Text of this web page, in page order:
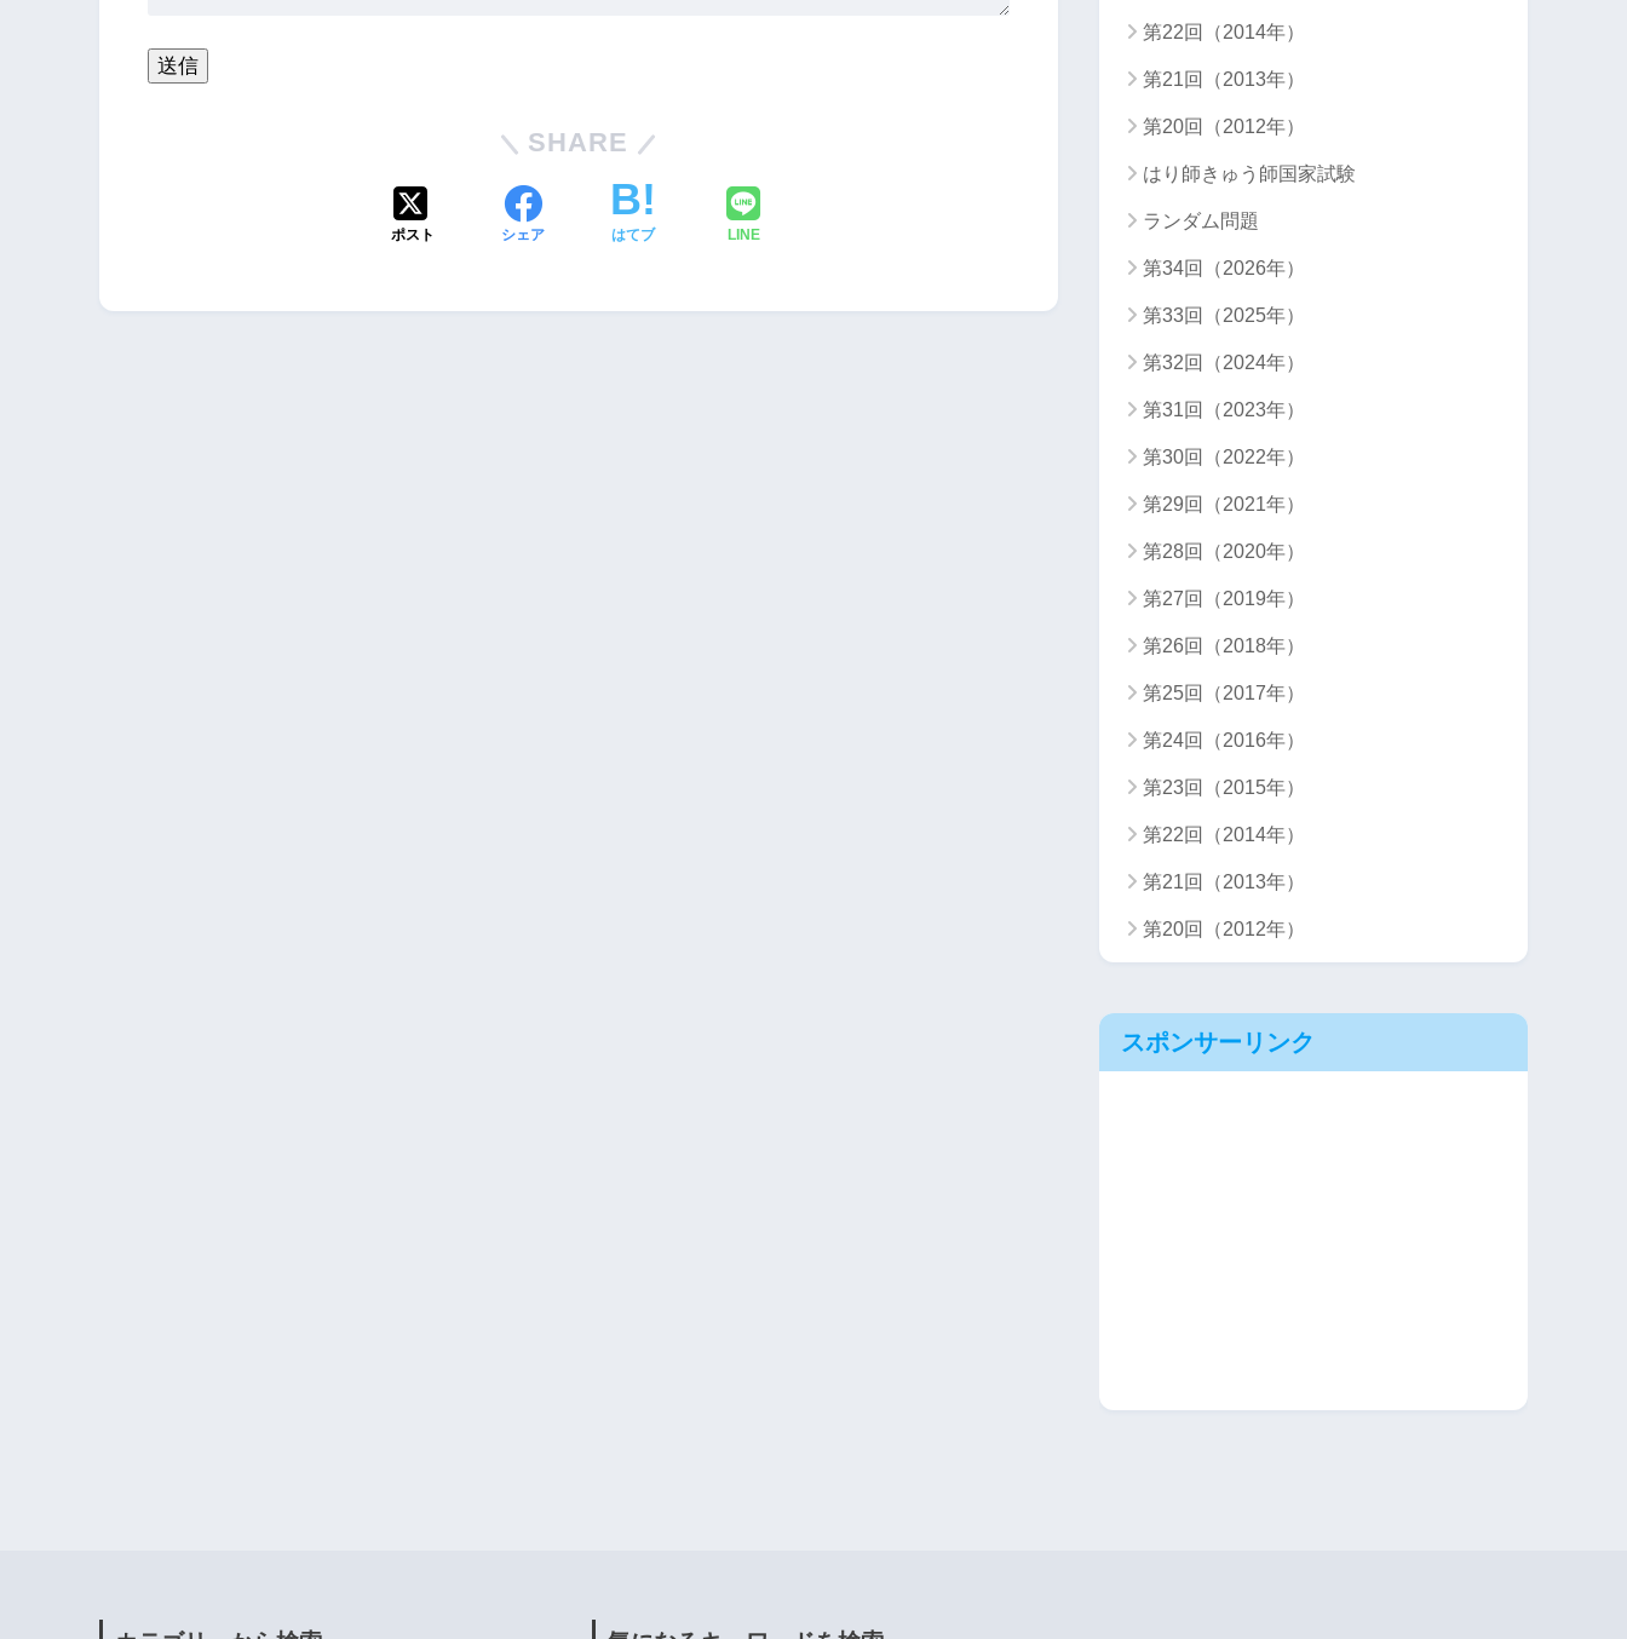
SHARE
ポスト シェア はてブ LINE
第22回（2014年）
第21回（2013年）
第20回（2012年）
はり師きゅう師国家試験
ランダム問題
第34回（2026年）
第33回（2025年）
第32回（2024年）
第31回（2023年）
第30回（2022年）
第29回（2021年）
第28回（2020年）
第27回（2019年）
第26回（2018年）
第25回（2017年）
第24回（2016年）
第23回（2015年）
第22回（2014年）
第21回（2013年）
第20回（2012年）
スポンサーリンク